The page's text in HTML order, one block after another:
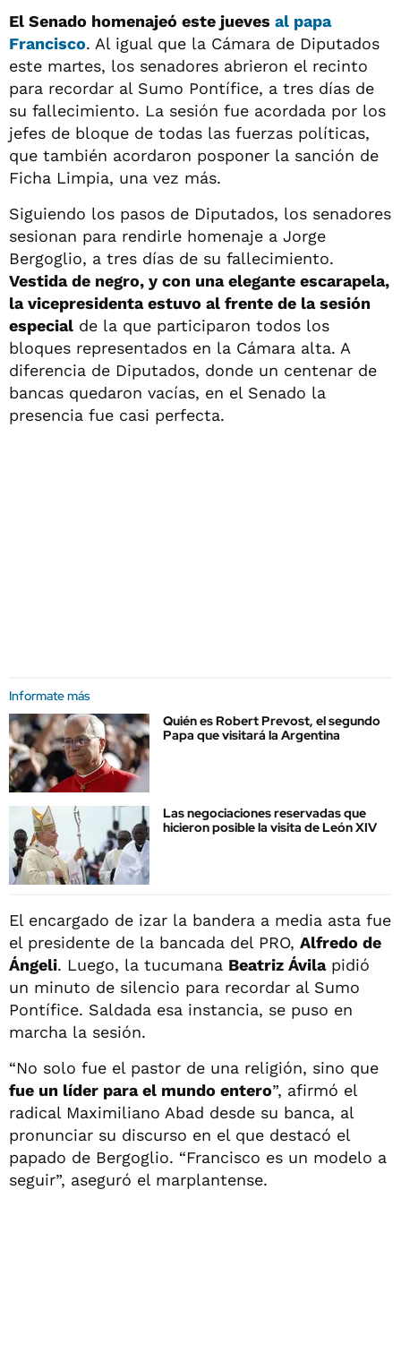
El Senado homenajeó este jueves al papa
Francisco. Al igual que la Cámara de Diputados
este martes, los senadores abrieron el recinto
para recordar al Sumo Pontífice, a tres días de
su fallecimiento. La sesión fue acordada por los
jefes de bloque de todas las fuerzas políticas,
que también acordaron posponer la sanción de
Ficha Limpia, una vez más.
Siguiendo los pasos de Diputados, los senadores
sesionan para rendirle homenaje a Jorge
Bergoglio, a tres días de su fallecimiento.
Vestida de negro, y con una elegante escarapela,
la vicepresidenta estuvo al frente de la sesión
especial de la que participaron todos los
bloques representados en la Cámara alta. A
diferencia de Diputados, donde un centenar de
bancas quedaron vacías, en el Senado la
presencia fue casi perfecta.
Informate más
Quién es Robert Prevost, el segundo
Papa que visitará la Argentina
Las negociaciones reservadas que
hicieron posible la visita de León XIV
El encargado de izar la bandera a media asta fue
el presidente de la bancada del PRO, Alfredo de
Ángeli. Luego, la tucumana Beatriz Ávilapidió
un minuto de silencio para recordar al Sumo
Pontífice. Saldada esa instancia, se puso en
marcha la sesión.
“No solo fue el pastor de una religión, sino que
fue un líder para el mundo entero”, afirmó el
radical Maximiliano Abad desde su banca, al
pronunciar su discurso en el que destacó el
papado de Bergoglio. “Francisco es un modelo a
seguir”, aseguró el marplantense.